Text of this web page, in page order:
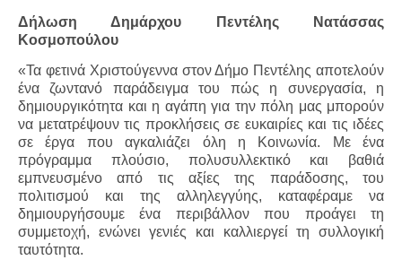
Δήλωση Δημάρχου Πεντέλης Νατάσσας
Κοσμοπούλου
«Τα φετινά Χριστούγεννα στον Δήμο Πεντέλης αποτελούν
ένα ζωντανό παράδειγμα του πώς η συνεργασία, η
δημιουργικότητα και η αγάπη για την πόλη μας μπορούν
να μετατρέψουν τις προκλήσεις σε ευκαιρίες και τις ιδέες
σε έργα που αγκαλιάζει όλη η Κοινωνία. Με ένα
πρόγραμμα πλούσιο, πολυσυλλεκτικό και βαθιά
εμπνευσμένο από τις αξίες της παράδοσης, του
πολιτισμού και της αλληλεγγύης, καταφέραμε να
δημιουργήσουμε ένα περιβάλλον που προάγει τη
συμμετοχή, ενώνει γενιές και καλλιεργεί τη συλλογική
ταυτότητα.